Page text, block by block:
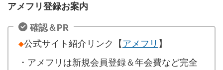
アメフリ登録お案内
確認＆PR
◆公式サイト紹介リンク【アメフリ 】
・アメフリは新規会員登録＆年会費など完全